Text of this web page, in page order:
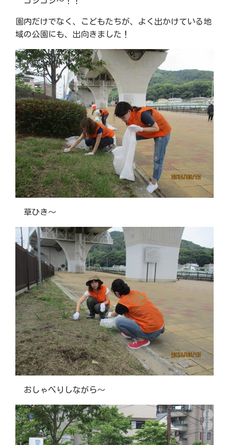
園内だけでなく、こどもたちが、よく出かけている地
域の公園にも、出向きました！
草ひき～
おしゃべりしながら～